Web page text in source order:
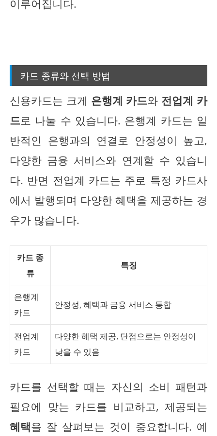
이루어집니다.
카드 종류와 선택 방법
신용카드는 크게 은행계 카드와 전업계 카
드로 나눌 수 있습니다. 은행계 카드는 일
반적인 은행과의 연결로 안정성이 높고,
다양한 금융 서비스와 연계할 수 있습니
다. 반면 전업계 카드는 주로 특정 카드사
에서 발행되며 다양한 혜택을 제공하는 경
우가 많습니다.
카드 종
류
특징
은행계
카드
안정성, 혜택과 금융 서비스 통합
전업계
카드
다양한 혜택 제공, 단점으로는 안정성이
낮을 수 있음
카드를 선택할 때는 자신의 소비 패턴과
필요에 맞는 카드를 비교하고, 제공되는
혜택을 잘 살펴보는 것이 중요합니다. 예